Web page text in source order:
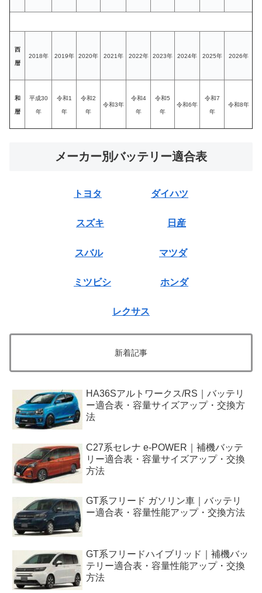
西
暦
2018年 2019年 2020年 2021年 2022年 2023年 2024年 2025年 2026年
和
暦
平成30
年
令和1
年
令和2
年
令和3年
令和4
年
令和5
年
令和6年
令和7
年
令和8年
メーカー別バッテリー適合表
トヨタ ダイハツ
スズキ 日産
スバル マツダ
ミツビシ ホンダ
レクサス
新着記事
HA36Sアルトワークス/RS｜バッテリ
ー適合表・容量サイズアップ・交換方
法
C27系セレナ e-POWER｜補機バッテ
リー適合表・容量サイズアップ・交換
方法
GT系フリード ガソリン車｜バッテリ
ー適合表・容量性能アップ・交換方法
GT系フリードハイブリッド｜補機バッ
テリー適合表・容量性能アップ・交換
方法